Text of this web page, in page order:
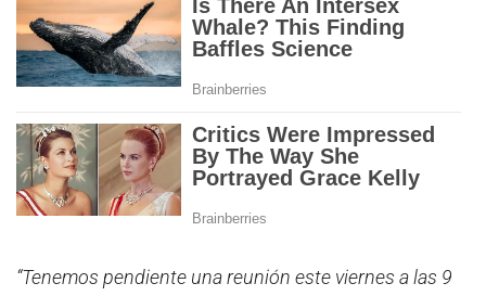
“Tenemos pendiente una reunión este viernes a las 9